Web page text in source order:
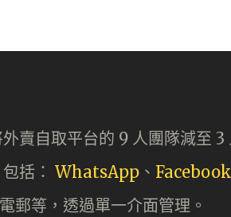
賣自取平台的 9 人團隊減至 3
括： WhatsApp 、 Facebook
等，透過單一介面管理。